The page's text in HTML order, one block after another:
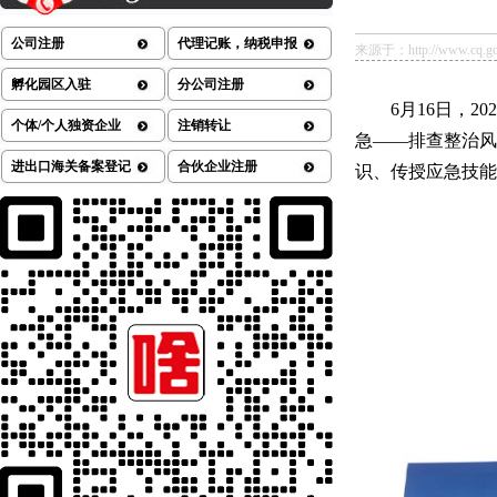
公司注册 代理记账，纳税申报
孵化园区入驻 分公司注册
个体/个人独资企业 注销转让
进出口海关备案登记 合伙企业注册
来源于：http://
6月16日，
急——排查整治风
识、传授应急技